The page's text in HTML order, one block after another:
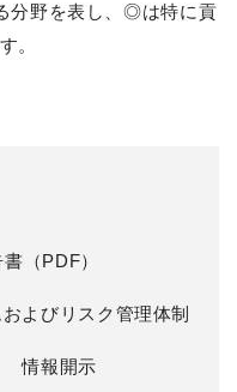
分野を表し、◎は特に貢
。
（PDF）
よびリスク管理体制
情報開示